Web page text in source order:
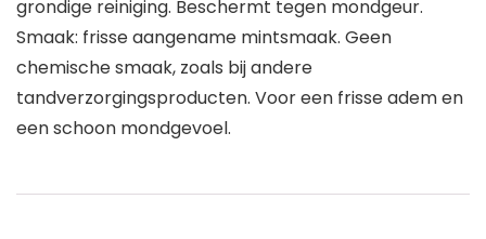
grondige reiniging. Beschermt tegen mondgeur.
Smaak: frisse aangename mintsmaak. Geen
chemische smaak, zoals bij andere
tandverzorgingsproducten. Voor een frisse adem en
een schoon mondgevoel.